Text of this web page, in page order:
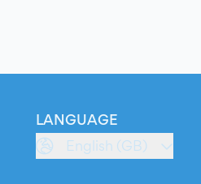
LANGUAGE
English (GB)